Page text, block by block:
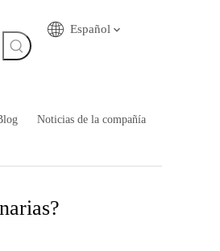
Español
Noticias de la compañía